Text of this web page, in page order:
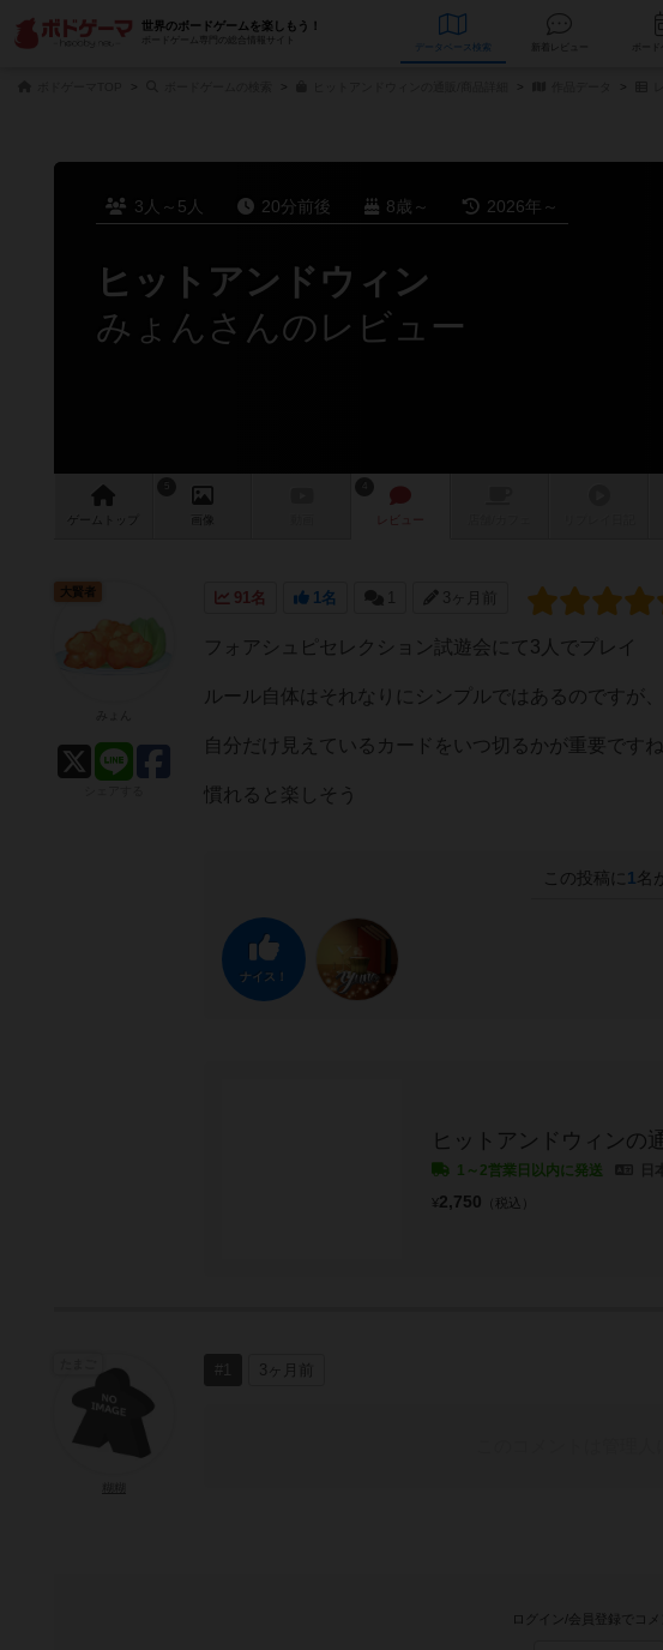
世界のボードゲームを楽しもう！
ボードゲーム専門の総合情報サイト
データベース
3人～5人 20分前後 8歳～ 2026年～
ヒットアンドウィン
みょんさんのレビュー
ゲーム 画像 レビュー
91名 1名 1 3ヶ月前
フォアシュピセレクション試遊会にて3人でプレイ
ルール自体はそれなりにシンプルではあるのですが
自分だけ見えているカードをいつ切るかが重要ですね
慣れると楽しそう
この投稿に 1 名
ナイス！
ヒットアンドウィンの
1～2営業日以内に発送
¥2,750 （税込）
大賢者
3ヶ月前
ログイン/会員登録でコメ